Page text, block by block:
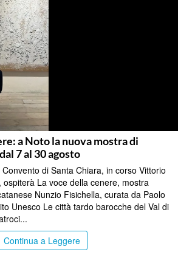
a Noto la nuova mostra di
7 al 30 agosto
Convento di Santa Chiara, in corso Vittorio
La voce della cenere, mostra
Nunzio Fisichella, curata da Paolo
Unesco Le città tardo barocche del Val di
Continua a Leggere